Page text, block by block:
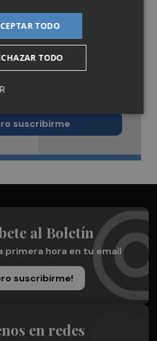
la actualidad de
suscribirme
al Boletín
primera hora en tu email
suscribirme!
en redes
TODO
TODO